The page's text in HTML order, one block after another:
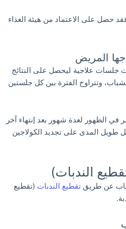
حصل على الاعتماد من هيئة الغذاء
المريض
علاجية ليحصل على النتائج
وتتراوح الفترة بين كل جلستين
الظهور لعدة شهور بعد إنتهاء آخر
طويل المدى على تجديد الكولاجين
الندبات)
عن طريق تقطيع الندبات (تقطيع